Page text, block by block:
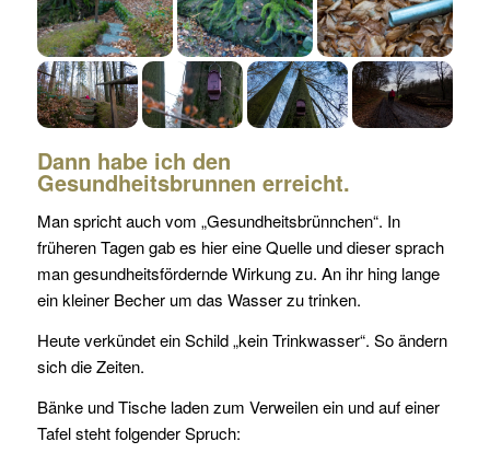
Dann habe ich den
Gesundheitsbrunnen erreicht.
Man spricht auch vom „Gesundheitsbrünnchen“. In
früheren Tagen gab es hier eine Quelle und dieser sprach
man gesundheitsfördernde Wirkung zu. An ihr hing lange
ein kleiner Becher um das Wasser zu trinken.
Heute verkündet ein Schild „kein Trinkwasser“. So ändern
sich die Zeiten.
Bänke und Tische laden zum Verweilen ein und auf einer
Tafel steht folgender Spruch: